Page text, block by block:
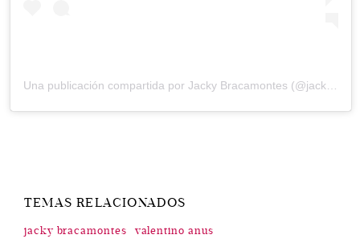
Una publicación compartida por Jacky Bracamontes (@jackybrv) el
TEMAS RELACIONADOS
jacky bracamontes valentino anus